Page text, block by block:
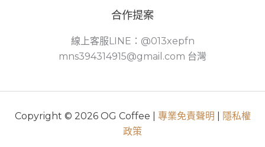
合作提案
線上客服LINE：@013xepfn
mns394314915@gmail.com 台灣
Copyright © 2026 OG Coffee | 專業免責聲明
隱私權
政策